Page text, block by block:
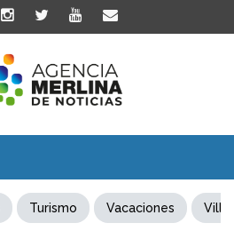
Turismo Vacaciones Villa